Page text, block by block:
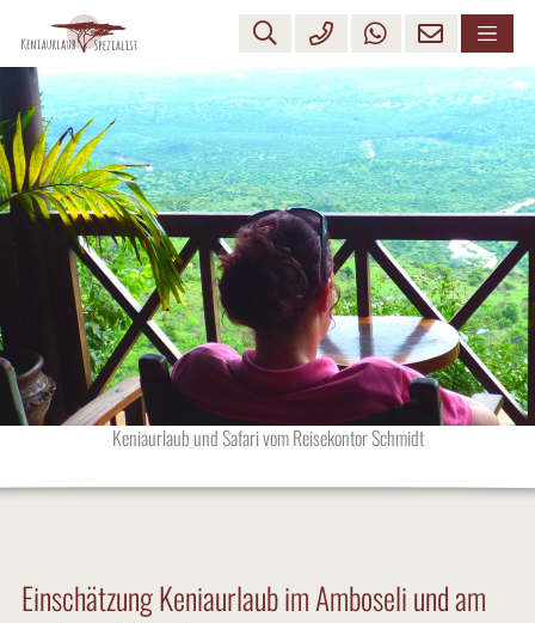
Keniaurlaub und Safari vom Reisekontor Schmidt
Einschätzung Keniaurlaub im Amboseli und am